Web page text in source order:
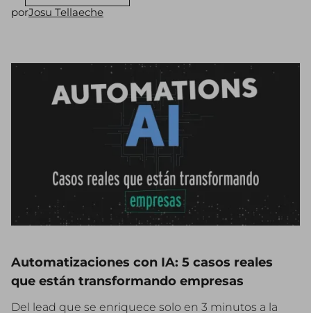
porJosu Tellaeche
Automatizaciones con IA: 5 casos reales
que están transformando empresas
Del lead que se enriquece solo en 3 minutos a la